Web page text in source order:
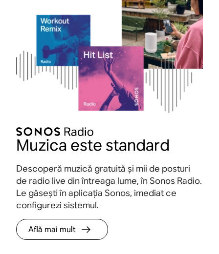
Muzica este standard
Descoperă muzică gratuită și mii de posturi
de radio live din întreaga lume, în Sonos Radio.
Le găsești în aplicația Sonos, imediat ce
configurezi sistemul.
Află mai mult